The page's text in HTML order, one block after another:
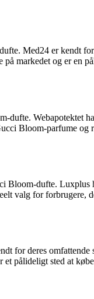
Med24 er kendt
markedet og er en
dufte. Webapotektet
Bloom-parfume og
Bloom-dufte.
valg for forbrugere,
for deres omfattende
pålideligt sted at